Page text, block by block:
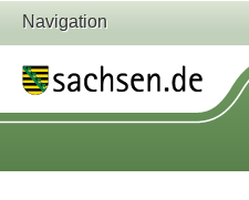
Navigation